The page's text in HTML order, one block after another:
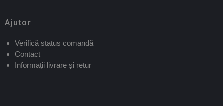
Ajutor
Verifică status comandă
Contact
Informații livrare și retur